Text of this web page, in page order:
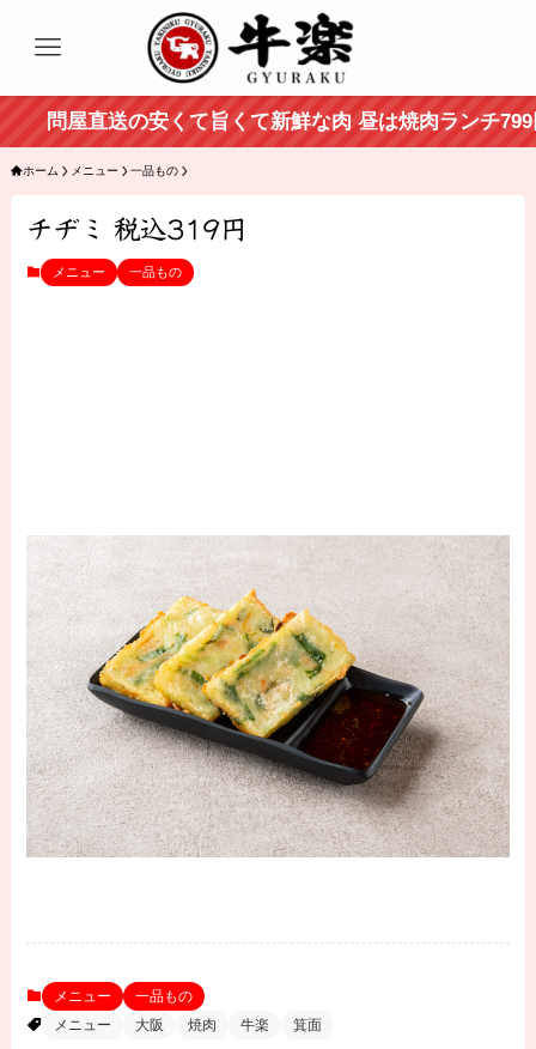
問屋直送の安くて旨くて新鮮な肉 昼は焼肉ランチ799
ホーム メニュー 一品もの
チヂミ 税込319円
メニュー 一品もの
メニュー
一品もの
メニュー
大阪 焼肉 牛楽 箕面